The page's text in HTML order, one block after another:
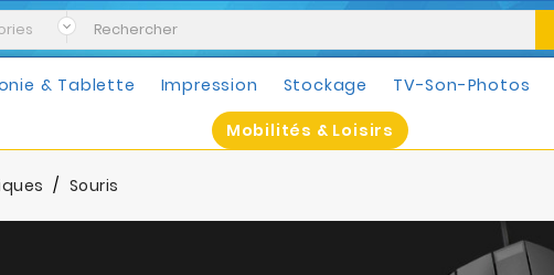
& Tablette Impression Stockage TV-Son-Photos
Mobilités & Loisirs
Souris